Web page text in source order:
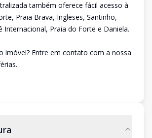
também oferece fácil acesso à
Praia Brava, Ingleses, Santinho,
Internacional, Praia do Forte e Daniela.
imóvel? Entre em contato com a nossa